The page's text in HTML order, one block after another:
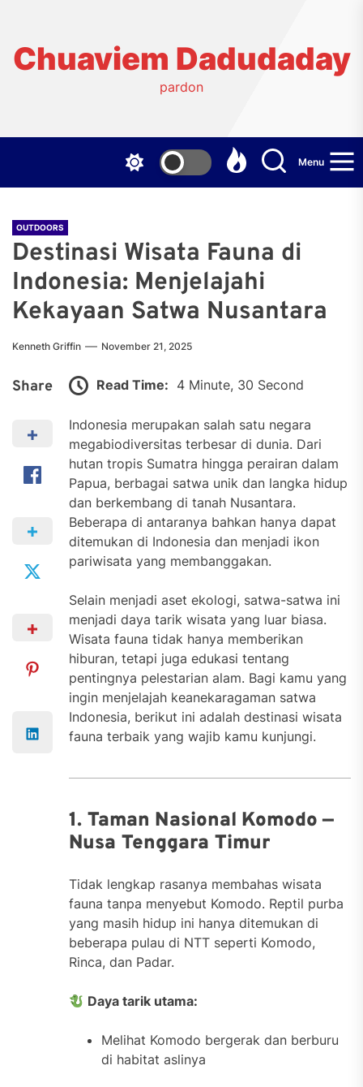
the
content
Chuaviem Dadudaday
pardon
Menu
OUTDOORS
Destinasi Wisata Fauna di
Indonesia: Menjelajahi
Kekayaan Satwa Nusantara
Kenneth Griffin November 21, 2025
Share Read Time: 4 Minute, 30 Second
Indonesia merupakan salah satu negara
megabiodiversitas terbesar di dunia. Dari
hutan tropis Sumatra hingga perairan dalam
Papua, berbagai satwa unik dan langka hidup
dan berkembang di tanah Nusantara.
Beberapa di antaranya bahkan hanya dapat
ditemukan di Indonesia dan menjadi ikon
pariwisata yang membanggakan.
Selain menjadi aset ekologi, satwa-satwa ini
menjadi daya tarik wisata yang luar biasa.
Wisata fauna tidak hanya memberikan
hiburan, tetapi juga edukasi tentang
pentingnya pelestarian alam. Bagi kamu yang
ingin menjelajah keanekaragaman satwa
Indonesia, berikut ini adalah destinasi wisata
fauna terbaik yang wajib kamu kunjungi.
1. Taman Nasional Komodo —
Nusa Tenggara Timur
Tidak lengkap rasanya membahas wisata
fauna tanpa menyebut Komodo. Reptil purba
yang masih hidup ini hanya ditemukan di
beberapa pulau di NTT seperti Komodo,
Rinca, dan Padar.
Daya tarik utama:
Melihat Komodo bergerak dan berburu
di habitat aslinya